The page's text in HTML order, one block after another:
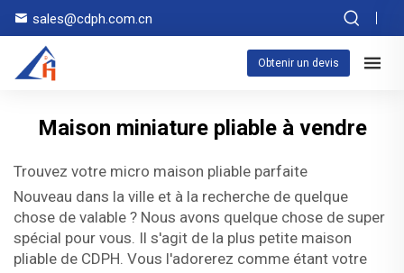
sales@cdph.com.cn
Obtenir un devis
Maison miniature pliable à vendre
Trouvez votre micro maison pliable parfaite
Nouveau dans la ville et à la recherche de quelque
chose de valable ? Nous avons quelque chose de super
spécial pour vous. Il s'agit de la plus petite maison
pliable de CDPH. Vous l'adorerez comme étant votre